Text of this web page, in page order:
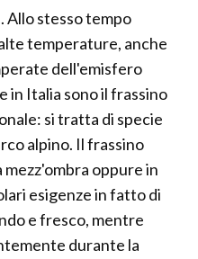
Allo stesso tempo
temperature, anche
dell'emisfero
in Italia sono il frassino
si tratta di specie
alpino. Il frassino
mezz'ombra oppure in
esigenze in fatto di
e fresco, mentre
durante la